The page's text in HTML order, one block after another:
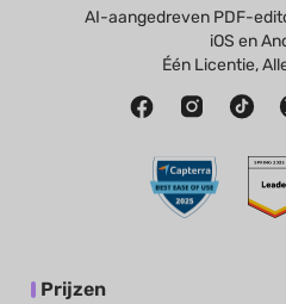
AI-aangedreven PDF-
iOS en
Één Licentie,
Prijzen